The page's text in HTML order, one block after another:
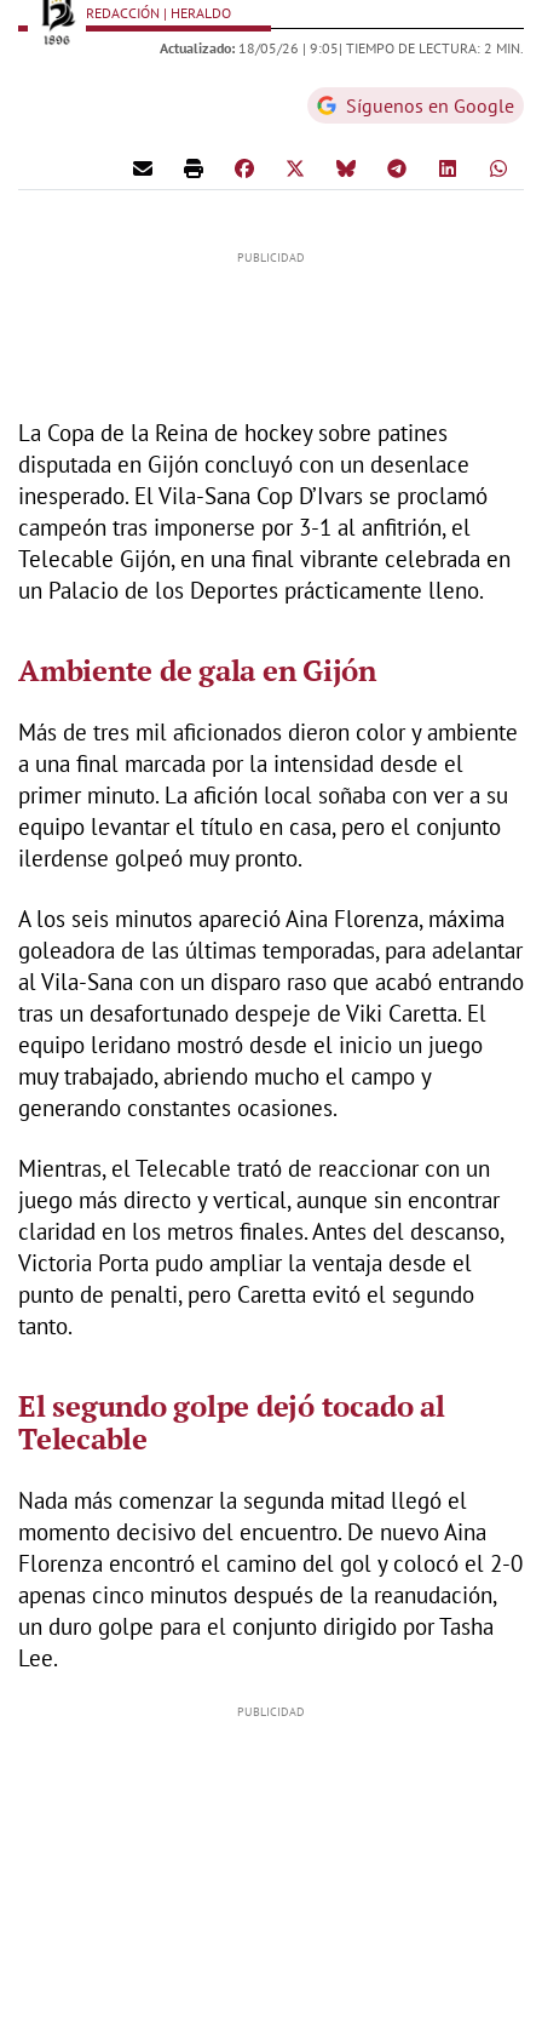
REDACCIÓN | HERALDO
Actualizado: 18/05/26 | 9:05| TIEMPO DE LECTURA: 2 MIN.
Síguenos en Google
La Copa de la Reina de hockey sobre patines
disputada en Gijón concluyó con un desenlace
inesperado. El Vila-Sana Cop D’Ivars se proclamó
campeón tras imponerse por 3-1 al anfitrión, el
Telecable Gijón, en una final vibrante celebrada en
un Palacio de los Deportes prácticamente lleno.
Ambiente de gala en Gijón
Más de tres mil aficionados dieron color y ambiente
a una final marcada por la intensidad desde el
primer minuto. La afición local soñaba con ver a su
equipo levantar el título en casa, pero el conjunto
ilerdense golpeó muy pronto.
A los seis minutos apareció Aina Florenza, máxima
goleadora de las últimas temporadas, para adelantar
al Vila-Sana con un disparo raso que acabó entrando
tras un desafortunado despeje de Viki Caretta. El
equipo leridano mostró desde el inicio un juego
muy trabajado, abriendo mucho el campo y
generando constantes ocasiones.
Mientras, el Telecable trató de reaccionar con un
juego más directo y vertical, aunque sin encontrar
claridad en los metros finales. Antes del descanso,
Victoria Porta pudo ampliar la ventaja desde el
punto de penalti, pero Caretta evitó el segundo
tanto.
El segundo golpe dejó tocado al
Telecable
Nada más comenzar la segunda mitad llegó el
momento decisivo del encuentro. De nuevo Aina
Florenza encontró el camino del gol y colocó el 2-0
apenas cinco minutos después de la reanudación,
un duro golpe para el conjunto dirigido por Tasha
Lee.